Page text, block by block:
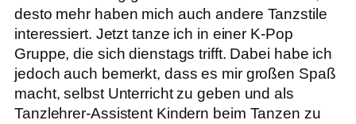
desto mehr haben mich auch andere Tanzstile
interessiert. Jetzt tanze ich in einer K-Pop
Gruppe, die sich dienstags trifft. Dabei habe ich
jedoch auch bemerkt, dass es mir großen Spaß
macht, selbst Unterricht zu geben und als
Tanzlehrer-Assistent Kindern beim Tanzen zu